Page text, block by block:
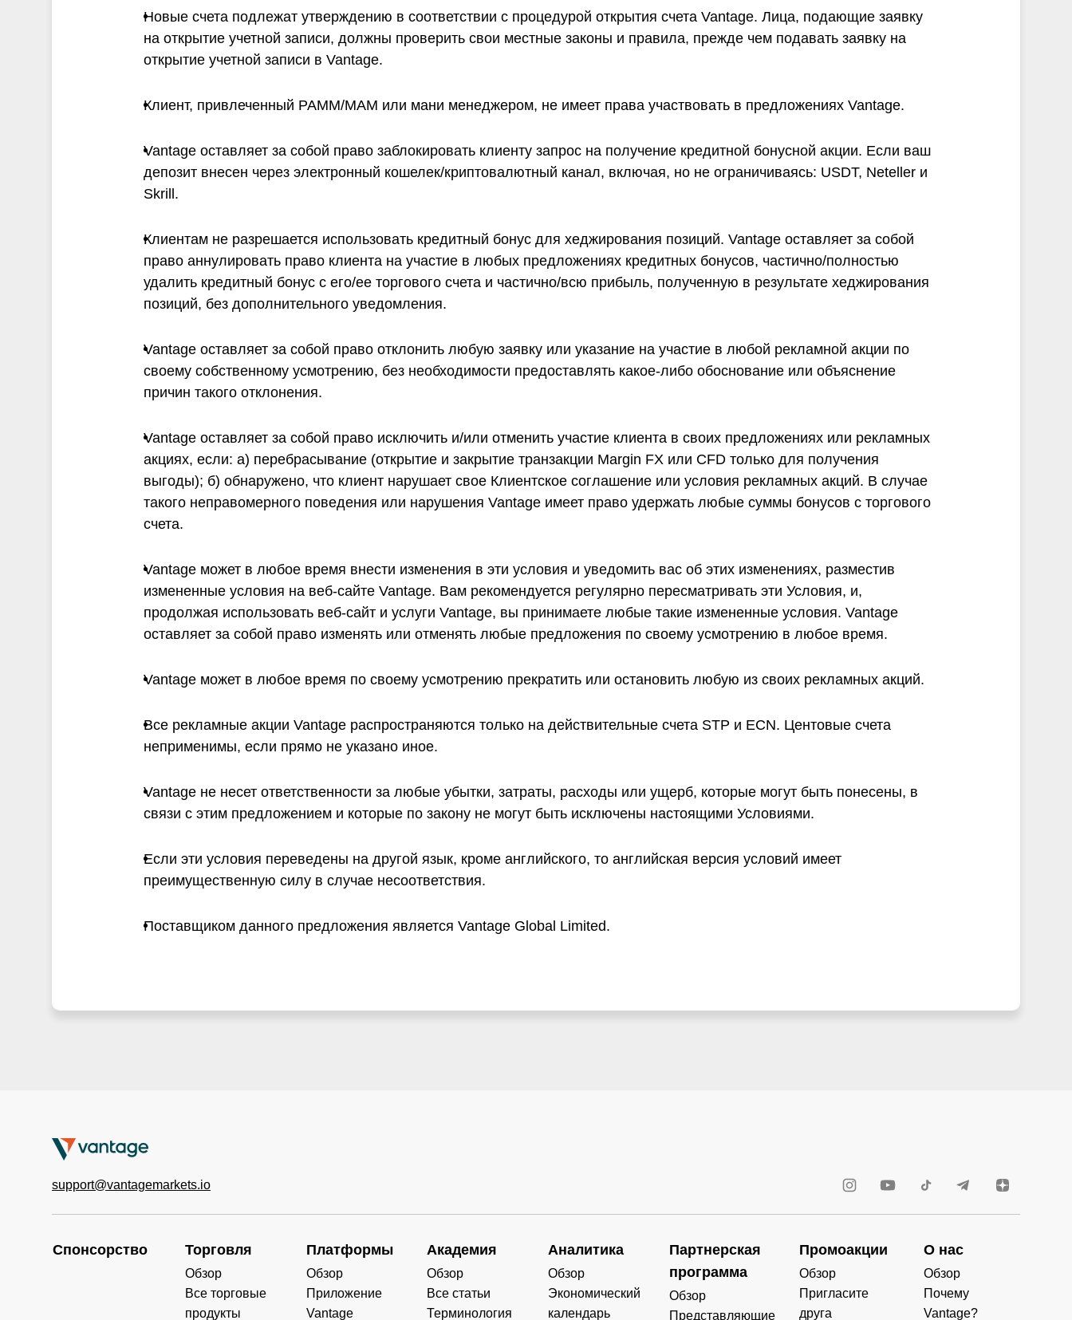
Новые счета подлежат утверждению в соответствии с процедурой открытия счета Vantage. Лица, подающие заявку
на открытие учетной записи, должны проверить свои местные законы и правила, прежде чем подавать заявку на
открытие учетной записи в Vantage.
Клиент, привлеченный PAMM/MAM или мани менеджером, не имеет права участвовать в предложениях Vantage.
Vantage оставляет за собой право заблокировать клиенту запрос на получение кредитной бонусной акции. Если ваш
депозит внесен через электронный кошелек/криптовалютный канал, включая, но не ограничиваясь: USDT, Neteller и
Skrill.
Клиентам не разрешается использовать кредитный бонус для хеджирования позиций. Vantage оставляет за собой
право аннулировать право клиента на участие в любых предложениях кредитных бонусов, частично/полностью
удалить кредитный бонус с его/ее торгового счета и частично/всю прибыль, полученную в результате хеджирования
позиций, без дополнительного уведомления.
Vantage оставляет за собой право отклонить любую заявку или указание на участие в любой рекламной акции по
своему собственному усмотрению, без необходимости предоставлять какое-либо обоснование или объяснение
причин такого отклонения.
Vantage оставляет за собой право исключить и/или отменить участие клиента в своих предложениях или рекламных
акциях, если: a) перебрасывание (открытие и закрытие транзакции Margin FX или CFD только для получения
выгоды); б) обнаружено, что клиент нарушает свое Клиентское соглашение или условия рекламных акций. В случае
такого неправомерного поведения или нарушения Vantage имеет право удержать любые суммы бонусов с торгового
счета.
Vantage может в любое время внести изменения в эти условия и уведомить вас об этих изменениях, разместив
измененные условия на веб-сайте Vantage. Вам рекомендуется регулярно пересматривать эти Условия, и,
продолжая использовать веб-сайт и услуги Vantage, вы принимаете любые такие измененные условия. Vantage
оставляет за собой право изменять или отменять любые предложения по своему усмотрению в любое время.
Vantage может в любое время по своему усмотрению прекратить или остановить любую из своих рекламных акций.
Все рекламные акции Vantage распространяются только на действительные счета STP и ECN. Центовые счета
неприменимы, если прямо не указано иное.
Vantage не несет ответственности за любые убытки, затраты, расходы или ущерб, которые могут быть понесены, в
связи с этим предложением и которые по закону не могут быть исключены настоящими Условиями.
Если эти условия переведены на другой язык, кроме английского, то английская версия условий имеет
преимущественную силу в случае несоответствия.
Поставщиком данного предложения является Vantage Global Limited.
support@vantagemarkets.io
Спонсорство Торговля
Обзор
Все торговые
продукты
Платформы
Обзор
Приложение
Vantage
Академия
Обзор
Все статьи
Терминология
Аналитика
Обзор
Экономический
календарь
Партнерская
программа
Обзор
Представляющие
Промоакции
Обзор
Пригласите
друга
О нас
Обзор
Почему
Vantage?